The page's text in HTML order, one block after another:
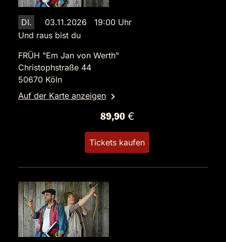
DI.
03.11.2026 19:00 Uhr
Und raus bist du
FRÜH "Em Jan von Werth"
Christophstraße 44
50670 Köln
Auf der Karte anzeigen
89,90 €
Tickets kaufen